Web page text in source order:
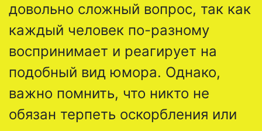
довольно сложный вопрос, так как
каждый человек по-разному
воспринимает и реагирует на
подобный вид юмора. Однако,
важно помнить, что никто не
обязан терпеть оскорбления или